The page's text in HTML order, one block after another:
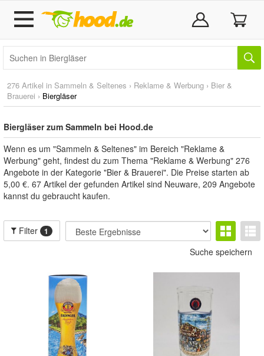
276 Artikel in Sammeln & Seltenes › Reklame & Werbung › Bier &
Brauerei › Biergläser
Biergläser zum Sammeln bei Hood.de
Wenn es um "Sammeln & Seltenes" im Bereich "Reklame &
Werbung" geht, findest du zum Thema "Reklame & Werbung" 276
Angebote in der Kategorie "Bier & Brauerei". Die Preise starten ab
5,00 €. 67 Artikel der gefunden Artikel sind Neuware, 209 Angebote
kannst du gebraucht kaufen.
Filter 1
Suche speichern